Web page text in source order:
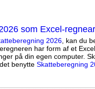
som Excel-
2026 , kan du
har form af et
på din egen computer.
benytte Skatteberegning